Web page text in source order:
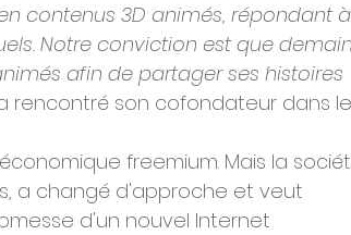
contenus 3D animés, répondant
Notre conviction est que demain
afin de partager ses histoires
a rencontré son cofondateur dans le
freemium. Mais la
a changé d'approche et veut
d'un nouvel Internet